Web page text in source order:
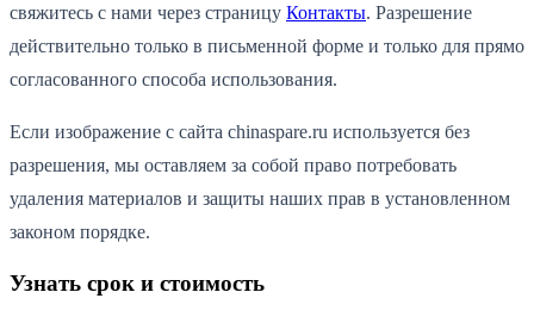
свяжитесь с нами через страницу Контакты. Разрешение
действительно только в письменной форме и только для прямо
согласованного способа использования.
Если изображение с сайта chinaspare.ru используется без
разрешения, мы оставляем за собой право потребовать
удаления материалов и защиты наших прав в установленном
законом порядке.
Узнать срок и стоимость